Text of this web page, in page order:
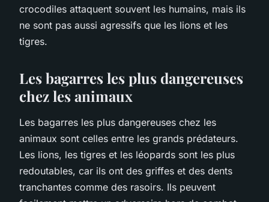
crocodiles attaquent souvent les humains, mais ils
ne sont pas aussi agressifs que les lions et les
tigres.
Les bagarres les plus dangereuses
chez les animaux
Les bagarres les plus dangereuses chez les
animaux sont celles entre les grands prédateurs.
Les lions, les tigres et les léopards sont les plus
redoutables, car ils ont des griffes et des dents
tranchantes comme des rasoirs. Ils peuvent